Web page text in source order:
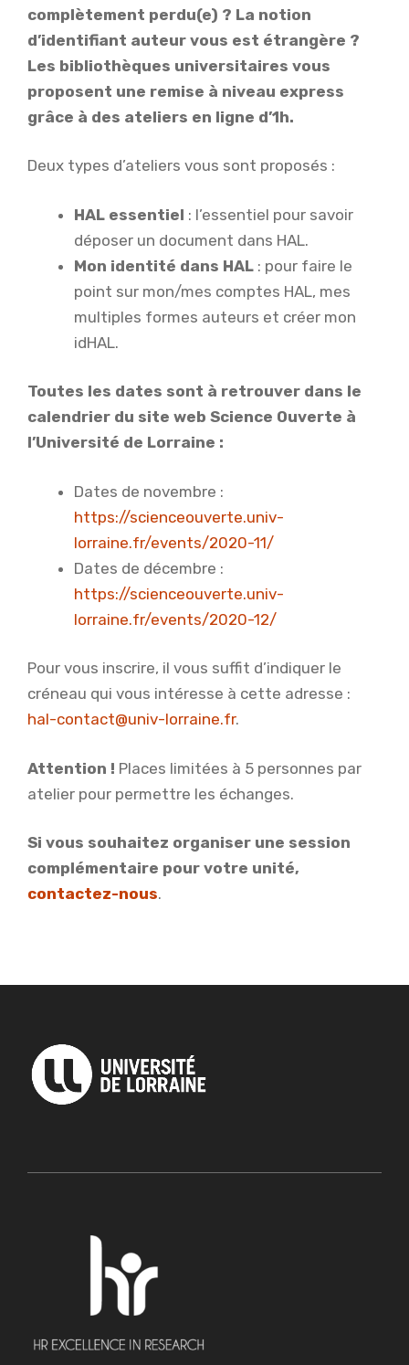
complètement perdu(e) ? La notion
d’identifiant auteur vous est étrangère ?
Les bibliothèques universitaires vous
proposent une remise à niveau express
grâce à des ateliers en ligne d’1h.
Deux types d’ateliers vous sont proposés :
HAL essentiel : l’essentiel pour savoir
déposer un document dans HAL.
Mon identité dans HAL : pour faire le
point sur mon/mes comptes HAL, mes
multiples formes auteurs et créer mon
idHAL.
Toutes les dates sont à retrouver dans le
calendrier du site web Science Ouverte à
l’Université de Lorraine :
Dates de novembre :
https://scienceouverte.univ-
lorraine.fr/events/2020-11/
Dates de décembre :
https://scienceouverte.univ-
lorraine.fr/events/2020-12/
Pour vous inscrire, il vous suffit d’indiquer le
créneau qui vous intéresse à cette adresse :
hal-contact@univ-lorraine.fr.
Attention ! Places limitées à 5 personnes par
atelier pour permettre les échanges.
Si vous souhaitez organiser une session
complémentaire pour votre unité,
contactez-nous.